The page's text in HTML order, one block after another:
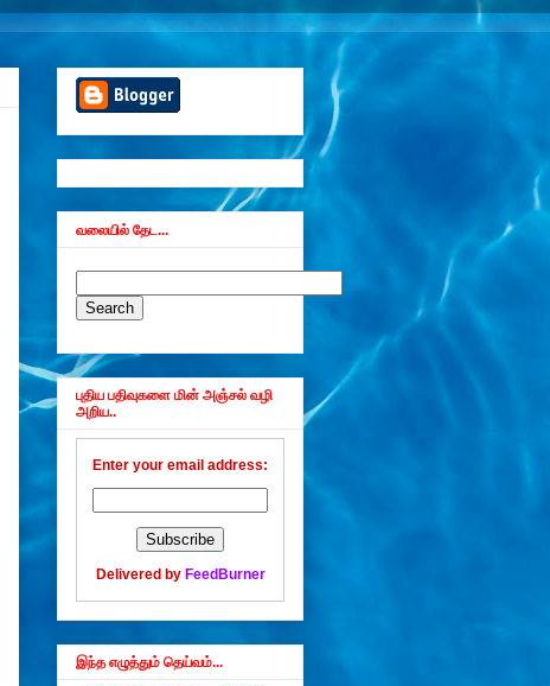
வலையில் தேட...
புதிய பதிவுகளை மின் அஞ்சல் வழி
அறிய..
Enter your email address:
Delivered by FeedBurner
இந்த எழுத்தும் தெய்வம்...